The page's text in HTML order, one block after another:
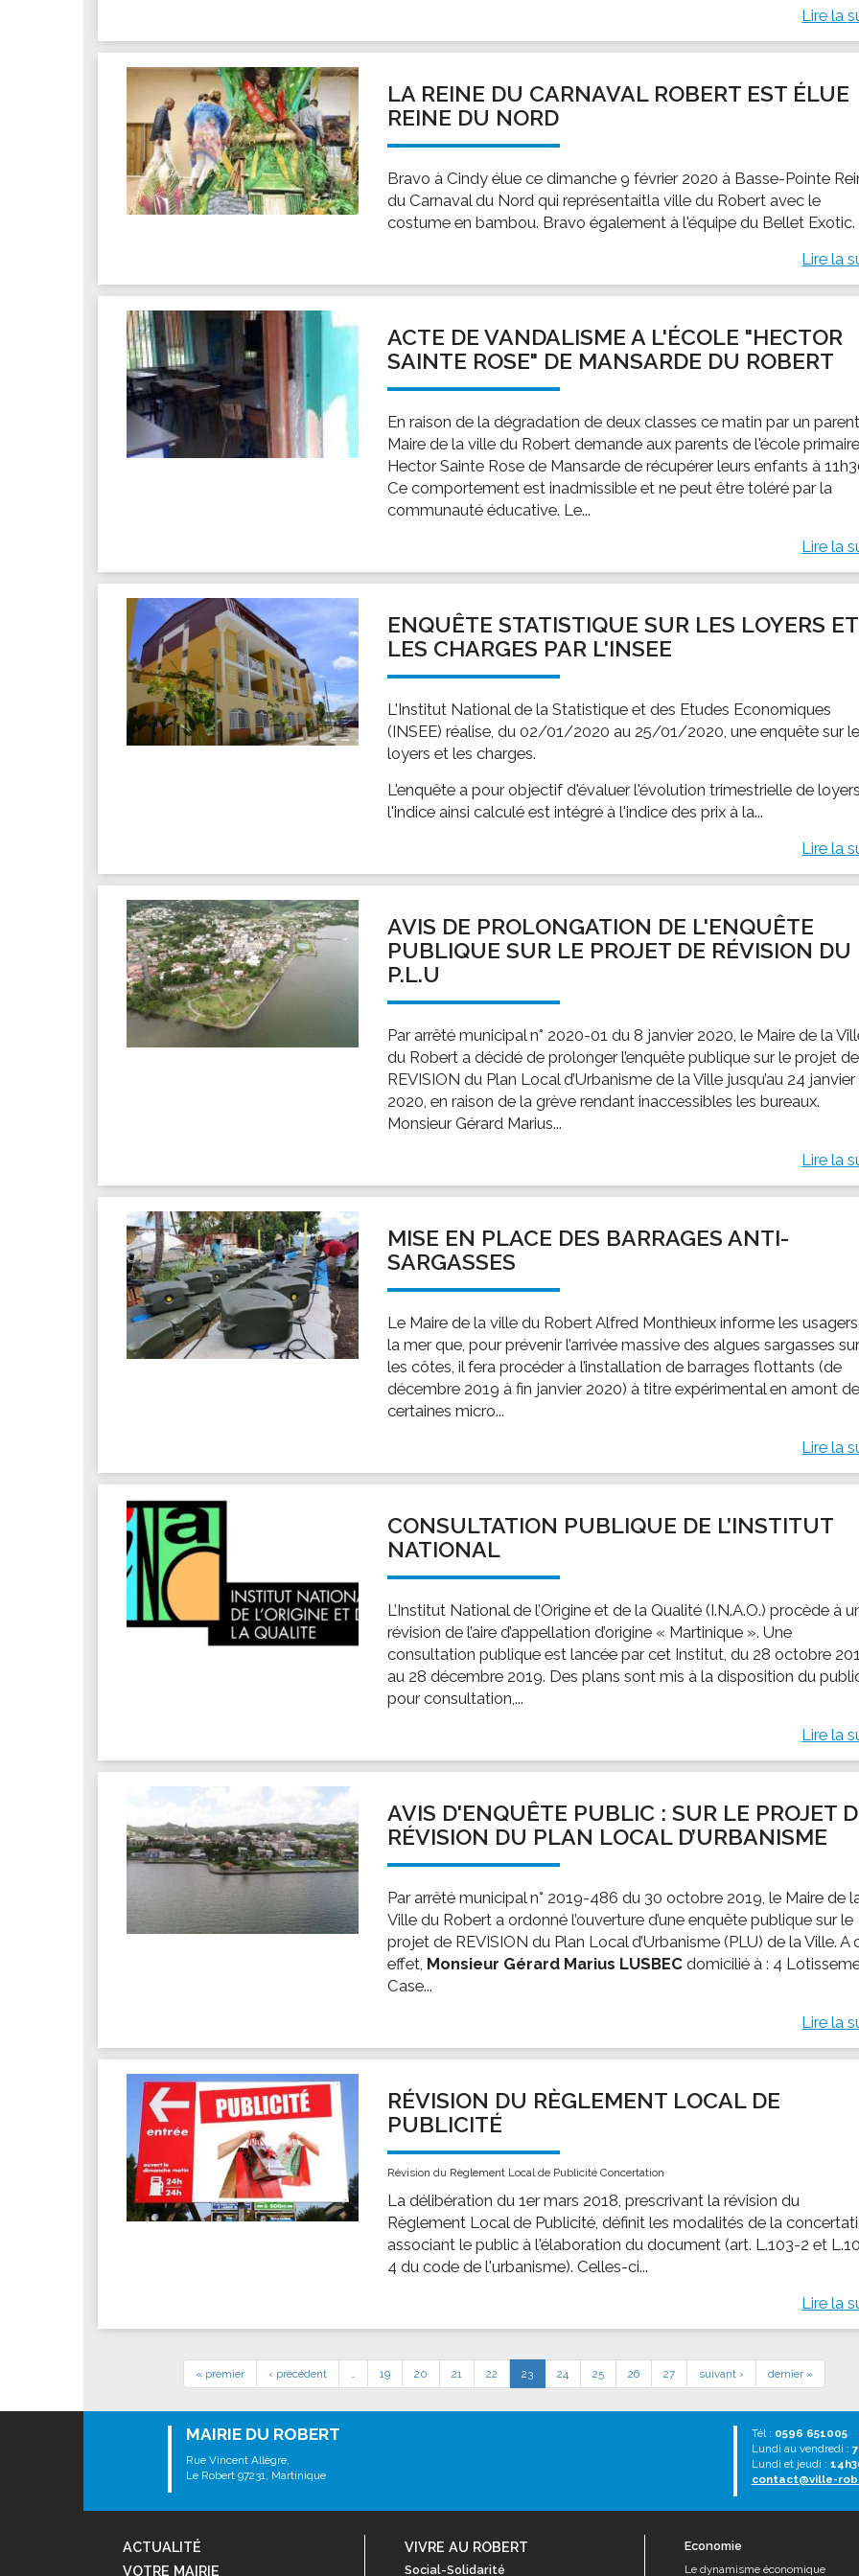
Faire une demande de subvention
Les activités des associations
VIE PRATIQUE
Les espaces numériques
Infos baignade
Infos sargasse
Les marchés
Le funéraire
Numéros d'urgence
SANTÉ
Annuaire santé
Lire la
LA REINE DU CARNAVAL ROBERT EST ÉLUE
REINE DU NORD
Bravo à Cindy élue ce dimanche 9 février 2020 à Basse-Pointe
du Carnaval du Nord qui représentaitla ville du Robert avec le
costume en bambou. Bravo également à l'équipe du Bellet Exotic.
Lire la
ACTE DE VANDALISME A L'ÉCOLE "HECTOR
SAINTE ROSE" DE MANSARDE DU ROBERT
En raison de la dégradation de deux classes ce matin par un
Maire de la ville du Robert demande aux parents de l'école primaire
Hector Sainte Rose de Mansarde de récupérer leurs enfants à
Ce comportement est inadmissible et ne peut être toléré par la
communauté éducative. Le...
Lire la
ENQUÊTE STATISTIQUE SUR LES LOYERS ET
LES CHARGES PAR L'INSEE
L'Institut National de la Statistique et des Etudes Economiques
(INSEE) réalise, du 02/01/2020 au 25/01/2020, une enquête sur
loyers et les charges.
L'enquête a pour objectif d'évaluer l'évolution trimestrielle de
l'indice ainsi calculé est intégré à l'indice des prix à la...
Lire la
AVIS DE PROLONGATION DE L'ENQUÊTE
PUBLIQUE SUR LE PROJET DE RÉVISION DU
P.L.U
Par arrêté municipal n° 2020-01 du 8 janvier 2020, le Maire de la
du Robert a décidé de prolonger l’enquête publique sur le projet de
REVISION du Plan Local d’Urbanisme de la Ville jusqu’au 24 janvier
2020, en raison de la grève rendant inaccessibles les bureaux.
Monsieur Gérard Marius...
Lire la
MISE EN PLACE DES BARRAGES ANTI-
SARGASSES
Le Maire de la ville du Robert Alfred Monthieux informe les
la mer que, pour prévenir l’arrivée massive des algues sargasses
les côtes, il fera procéder à l’installation de barrages flottants (de
décembre 2019 à fin janvier 2020) à titre expérimental en amont de
certaines micro...
Lire la
CONSULTATION PUBLIQUE DE L’INSTITUT
NATIONAL
L’Institut National de l’Origine et de la Qualité (I.N.A.O.) procède à
révision de l’aire d’appellation d’origine « Martinique ». Une
consultation publique est lancée par cet Institut, du 28 octobre
au 28 décembre 2019. Des plans sont mis à la disposition du
pour consultation,...
Lire la
AVIS D'ENQUÊTE PUBLIC : SUR LE PROJET
RÉVISION DU PLAN LOCAL D’URBANISME
Par arrêté municipal n° 2019-486 du 30 octobre 2019, le Maire de
Ville du Robert a ordonné l’ouverture d’une enquête publique sur le
projet de REVISION du Plan Local d’Urbanisme (PLU) de la Ville. A
effet, Monsieur Gérard Marius LUSBEC domicilié à : 4
Case...
Lire la
RÉVISION DU RÈGLEMENT LOCAL DE
PUBLICITÉ
Révision du Règlement Local de Publicité Concertation
La délibération du 1er mars 2018, prescrivant la révision du
Règlement Local de Publicité, définit les modalités de la
associant le public à l'élaboration du document (art. L.103-2 et
4 du code de l'urbanisme). Celles-ci...
Lire la
« premier ‹ précédent 19 20 21 22 23 24 25 26 27 suivant › dernier »
MAIRIE DU ROBERT
Rue Vincent Allègre,
Le Robert 97231, Martinique
Tél : 0596 651005
Lundi au vendredi :
Lundi et jeudi :
contact@ville-
ACTUALITÉ
VOTRE MAIRIE
VIVRE AU ROBERT
Social-Solidarité
Economie
Le dynamisme économique